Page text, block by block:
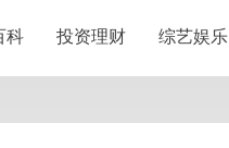
科 投资理财 综艺娱乐